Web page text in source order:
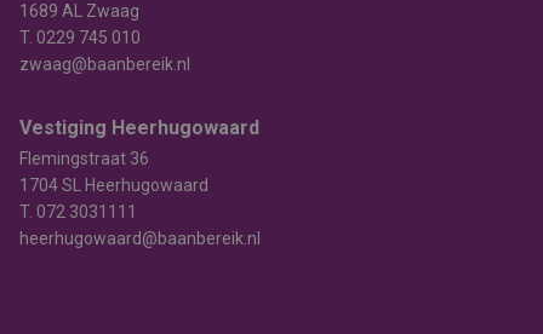
1689 AL Zwaag
T. 0229 745 010
zwaag@baanbereik.nl
Vestiging Heerhugowaard
Flemingstraat 36
1704 SL Heerhugowaard
T. 072 3031111
heerhugowaard@baanbereik.nl